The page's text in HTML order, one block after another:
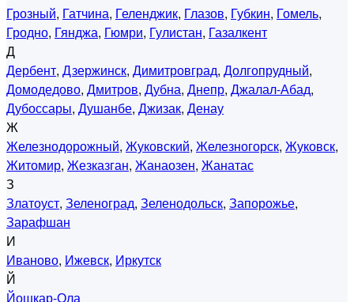
Грозный, Гатчина, Геленджик, Глазов, Губкин, Гомель,
Гродно, Гянджа, Гюмри, Гулистан, Газалкент
Д
Дербент, Дзержинск, Димитровград, Долгопрудный,
Домодедово, Дмитров, Дубна, Днепр, Джалал-Абад,
Дубоссары, Душанбе, Джизак, Денау
Ж
Железнодорожный, Жуковский, Железногорск, Жуковск,
Житомир, Жезказган, Жанаозен, Жанатас
З
Златоуст, Зеленоград, Зеленодольск, Запорожье,
Зарафшан
И
Иваново, Ижевск, Иркутск
Й
Йошкар-Ола